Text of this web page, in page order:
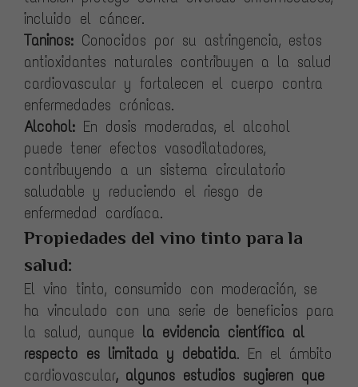
incluido el cáncer.
Taninos: Conocidos por su astringencia, estos
antioxidantes naturales contribuyen a la salud
cardiovascular y fortalecen el cuerpo contra
enfermedades crónicas.
Alcohol: En dosis moderadas, el alcohol
puede tener efectos vasodilatadores,
contribuyendo a un sistema circulatorio
saludable y reduciendo el riesgo de
enfermedad cardíaca.
Propiedades del vino tinto para la
salud:
El vino tinto, consumido con moderación, se
ha vinculado con una serie de beneficios para
la salud, aunque la evidencia científica al
respecto es limitada y debatida. En el ámbito
cardiovascular, algunos estudios sugieren que